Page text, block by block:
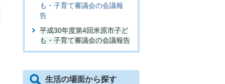
も・子育て審議会の会議報
告
平成30年度第4回米原市子ど
も・子育て審議会の会議報告
生活の場面から探す